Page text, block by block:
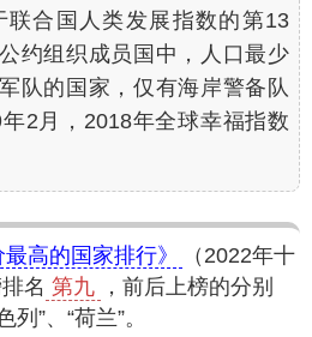
联合国人类发展指数的第13
约组织成员国中，人口最少
队的国家，仅有海岸警备队
2月，2018年全球幸福指数
高的国家排行》
（2022年十
名 第九
，前后上榜的分别
列”、“荷兰”。